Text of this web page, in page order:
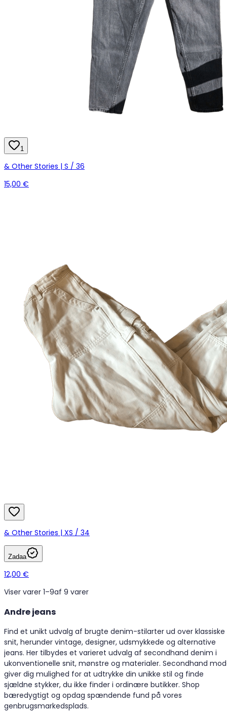
1
& Other Stories | S / 36
15,00 €
& Other Stories | XS / 34
Zadaa
12,00 €
Viser varer 1–9af 9 varer
Andre jeans
Find et unikt udvalg af brugte denim-stilarter ud over klassiske
snit, herunder vintage, designer, udsmykkede og alternative
jeans. Her tilbydes et varieret udvalg af secondhand denim i
ukonventionelle snit, mønstre og materialer. Secondhand
giver dig mulighed for at udtrykke din unikke stil og finde
sjældne stykker, du ikke finder i ordinære butikker. Shop
bæredygtigt og opdag spændende fund på vores
genbrugsmarkedsplads.